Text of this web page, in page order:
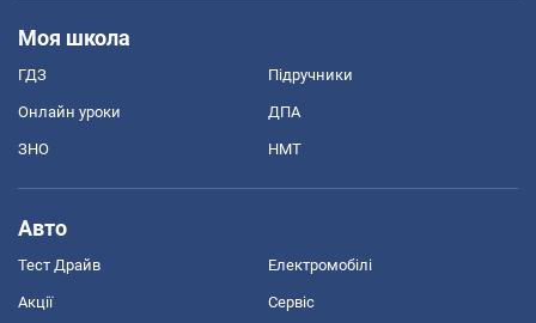
Моя школа
ГДЗ Підручники
Онлайн уроки ДПА
ЗНО НМТ
Авто
Тест Драйв Електромобілі
Акції Сервіс